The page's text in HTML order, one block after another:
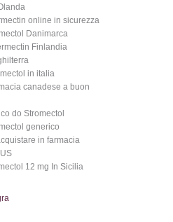
online in sicurezza
Danimarca
Finlandia
in italia
canadese a buon
do Stromectol
generico
in farmacia
12 mg In Sicilia